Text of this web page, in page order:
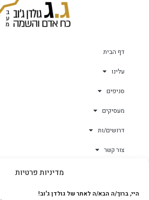
מדיניות פרטיות
היי, ברוך/ה הבא/ה לאתר של גולדן ג'וב!
דף הבית
עלינו
סניפים
מעסיקים
דרושים/ות
צור קשר